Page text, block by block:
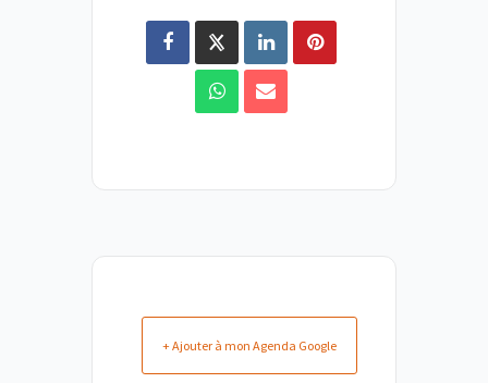
+ Ajouter à mon Agenda Google